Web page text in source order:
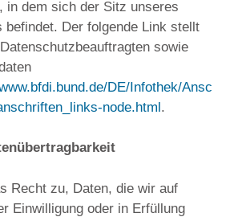
in dem sich der Sitz unseres
befindet. Der folgende Link stellt
sowie
DE/Infothek/Ansc
node.html.
Recht zu, Daten, die wir auf
Einwilligung oder in Erfüllung